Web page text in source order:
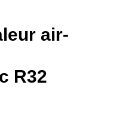
air-
R32